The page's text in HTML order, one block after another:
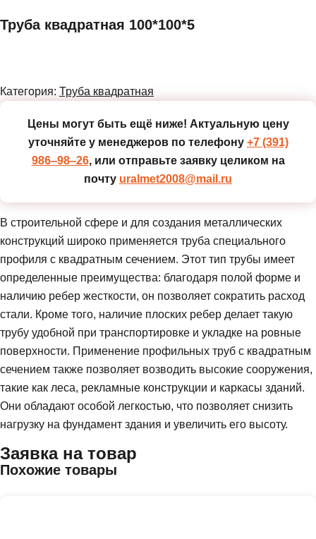
Труба квадратная 100*100*5
Категория: Труба квадратная
Цены могут быть ещё ниже! Актуальную цену
уточняйте у менеджеров по телефону +7 (391)
986‒98‒26, или отправьте заявку целиком на
почту uralmet2008@mail.ru
В строительной сфере и для создания металлических
конструкций широко применяется труба специального
профиля с квадратным сечением. Этот тип трубы имеет
определенные преимущества: благодаря полой форме и
наличию ребер жесткости, он позволяет сократить расход
стали. Кроме того, наличие плоских ребер делает такую
трубу удобной при транспортировке и укладке на ровные
поверхности. Применение профильных труб с квадратным
сечением также позволяет возводить высокие сооружения,
такие как леса, рекламные конструкции и каркасы зданий.
Они обладают особой легкостью, что позволяет снизить
нагрузку на фундамент здания и увеличить его высоту.
Заявка на товар
Похожие товары